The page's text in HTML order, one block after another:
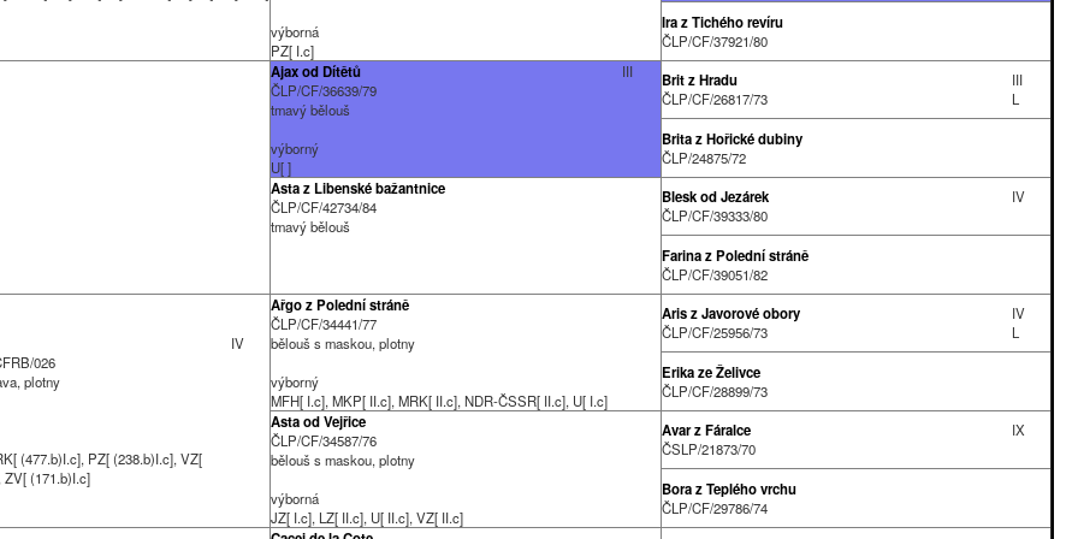
výborná
PZ[ I.c]
Ira z Tichého revíru
ČLP/CF/37921/80
Ajax od Dítětů
III
ČLP/CF/36639/79
tmavý bělouš
výborný
U[ ]
Brit z Hradu
III
ČLP/CF/26817/73
L
Brita z Hořické dubiny
ČLP/24875/72
Asta z Libenské bažantnice
ČLP/CF/42734/84
tmavý bělouš
Blesk od Jezárek
IV
ČLP/CF/39333/80
Farina z Polední stráně
ČLP/CF/39051/82
IV
026
plotny
(477.b)I.c], PZ[ (238.b)I.c], VZ[
ZV[ (171.b)I.c]
Ařgo z Polední stráně
ČLP/CF/34441/77
bělouš s maskou, plotny
výborný
MFH[ I.c], MKP[ II.c], MRK[ II.c], NDR-ČSSR[ II.c], U[ I.c]
Aris z Javorové obory
IV
ČLP/CF/25956/73
L
Erika ze Želivce
ČLP/CF/28899/73
Asta od Vejřice
ČLP/CF/34587/76
bělouš s maskou, plotny
výborná
JZ[ I.c], LZ[ II.c], U[ II.c], VZ[ II.c]
Avar z Fáralce
IX
ČSLP/21873/70
Bora z Teplého vrchu
ČLP/CF/29786/74